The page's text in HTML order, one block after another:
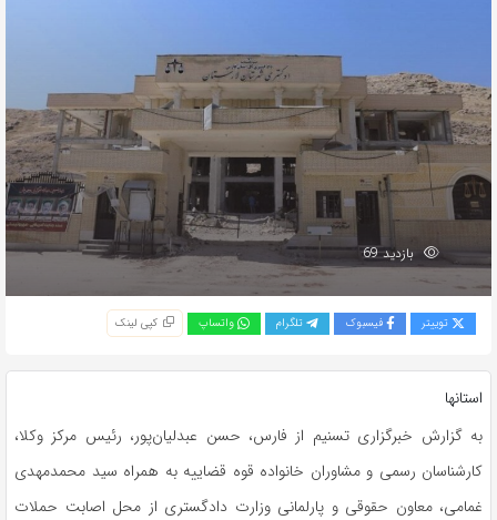
بازدید 69
توییتر فیسبوک تلگرام واتساپ کپی لینک
استانها
به گزارش خبرگزاری تسنیم از فارس، حسن عبدلیان‌پور، رئیس مرکز وکلا،
کارشناسان رسمی و مشاوران خانواده قوه قضاییه به همراه سید محمدمهدی
غمامی، معاون حقوقی و پارلمانی وزارت دادگستری از محل اصابت حملات